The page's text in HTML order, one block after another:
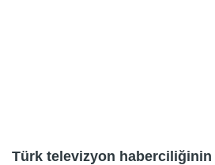
Türk televizyon